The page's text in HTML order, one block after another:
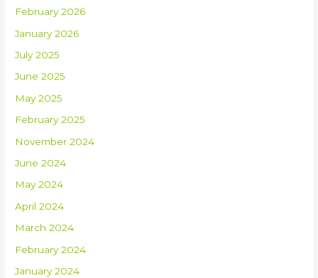
February 2026
January 2026
July 2025
June 2025
May 2025
February 2025
November 2024
June 2024
May 2024
April 2024
March 2024
February 2024
January 2024